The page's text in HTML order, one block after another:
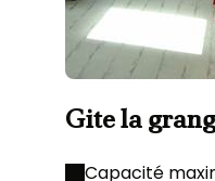
Gite la
Capacité